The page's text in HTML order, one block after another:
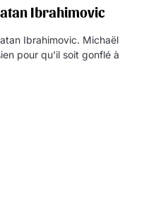
Ibrahimovic
Ibrahimovic. Michaël
pour qu’il soit gonflé à